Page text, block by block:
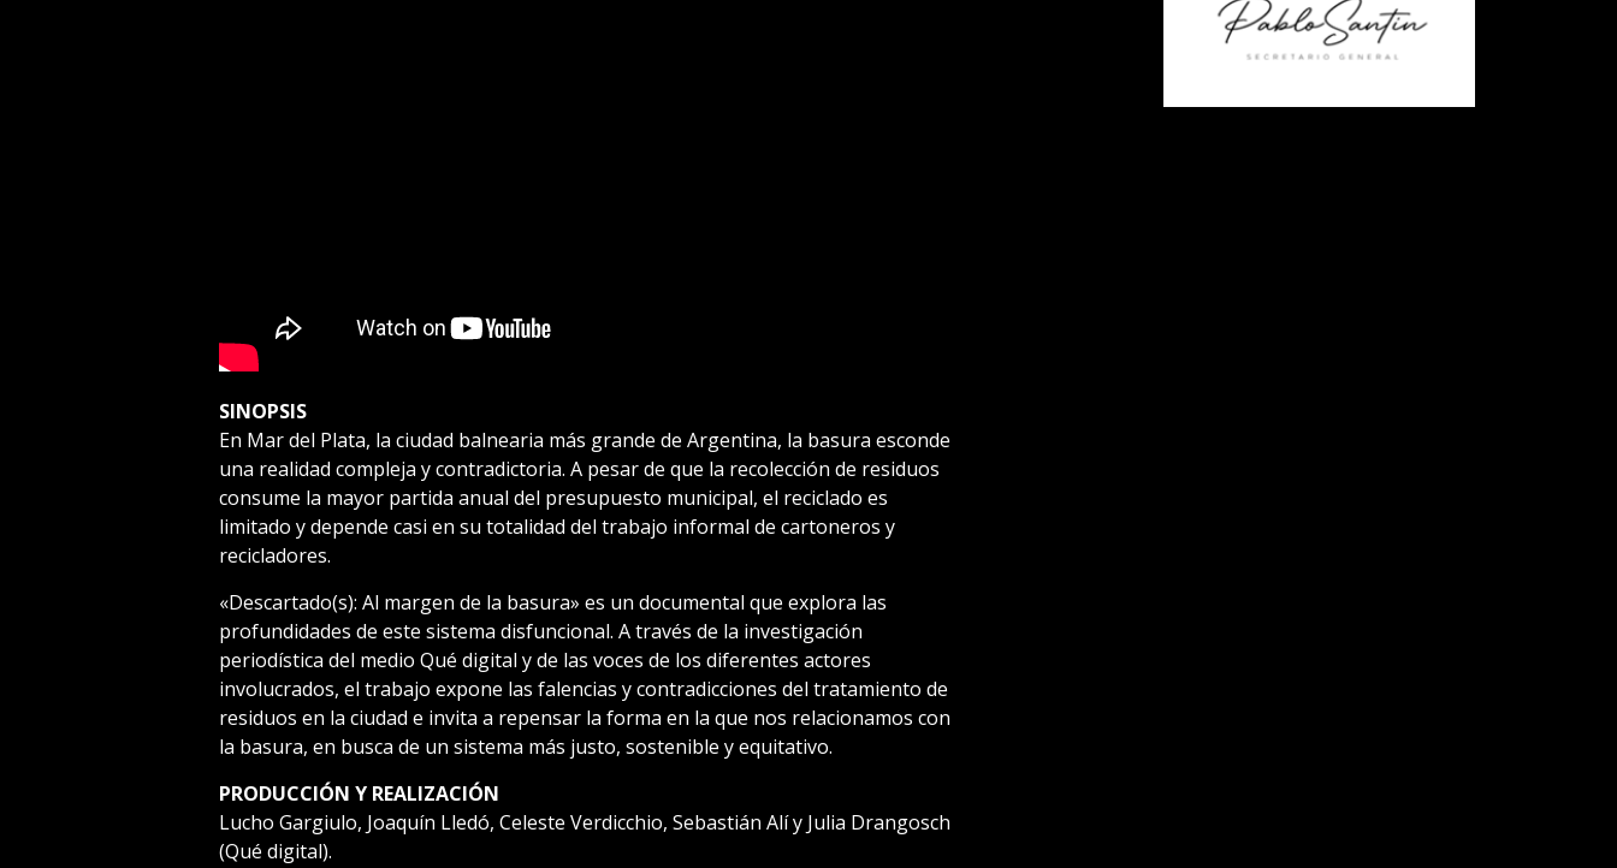
SINOPSIS
En Mar del Plata, la ciudad balnearia más grande de Argentina, la basura esconde
una realidad compleja y contradictoria. A pesar de que la recolección de residuos
consume la mayor partida anual del presupuesto municipal, el reciclado es
limitado y depende casi en su totalidad del trabajo informal de cartoneros y
recicladores.
«Descartado(s): Al margen de la basura» es un documental que explora las
profundidades de este sistema disfuncional. A través de la investigación
periodística del medio Qué digital y de las voces de los diferentes actores
involucrados, el trabajo expone las falencias y contradicciones del tratamiento de
residuos en la ciudad e invita a repensar la forma en la que nos relacionamos con
la basura, en busca de un sistema más justo, sostenible y equitativo.
PRODUCCIÓN Y REALIZACIÓN
Lucho Gargiulo, Joaquín Lledó, Celeste Verdicchio, Sebastián Alí y Julia Drangosch
(Qué digital).